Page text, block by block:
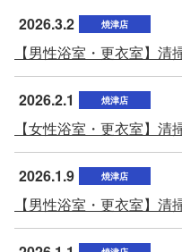
2026.3.2 焼津店
【男性浴室・更衣室】
2026.2.1 焼津店
【女性浴室・更衣室】
2026.1.9 焼津店
【男性浴室・更衣室】